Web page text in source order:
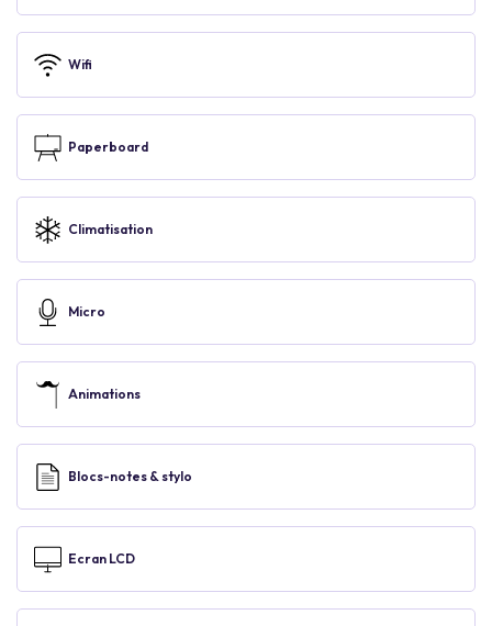
Wifi
Paperboard
Climatisation
Micro
Animations
Blocs-notes & stylo
Ecran LCD